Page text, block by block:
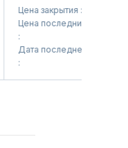
Цена закрытия :
Цена последний сделки
Дата последней сделки